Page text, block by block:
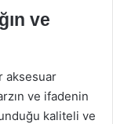
ve
aksesuar
ve ifadenin
kaliteli ve